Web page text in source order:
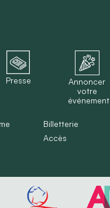
Presse
Annoncer
votre
événement
Billetterie
Accès